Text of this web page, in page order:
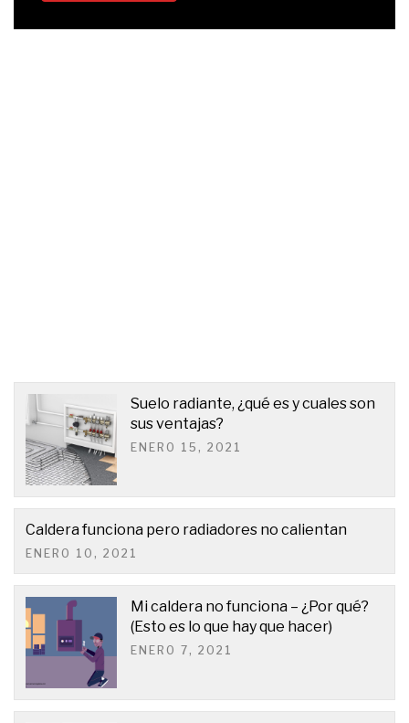
Suelo radiante, ¿qué es y cuales son
sus ventajas?
ENERO 15, 2021
Caldera funciona pero radiadores no calientan
ENERO 10, 2021
Mi caldera no funciona – ¿Por qué?
(Esto es lo que hay que hacer)
ENERO 7, 2021